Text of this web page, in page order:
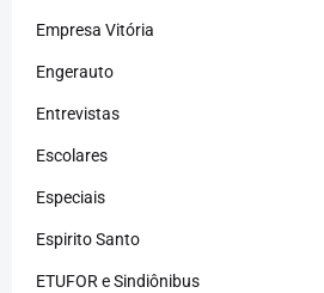
Empresa Vitória
Engerauto
Entrevistas
Escolares
Especiais
Espirito Santo
ETUFOR e Sindiônibus